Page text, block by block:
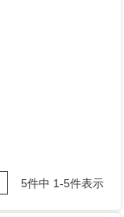
5件中 1-5件表示